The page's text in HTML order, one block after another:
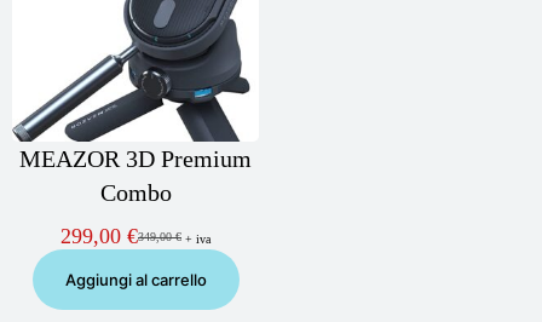
MEAZOR 3D Premium
Combo
349,00€
Il
originale
299,00 €
Il
attuale
+ iva
Aggiungi al carrello